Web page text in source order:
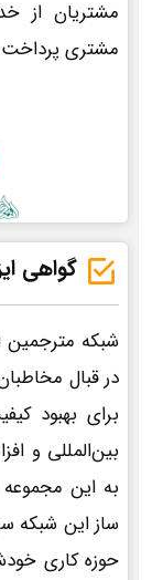
مشتریان از
مشتری
گواهی
شبکه
در قبال
برای بهبود
بین‌المللی و
به این
ساز این شبکه
حوزه کاری